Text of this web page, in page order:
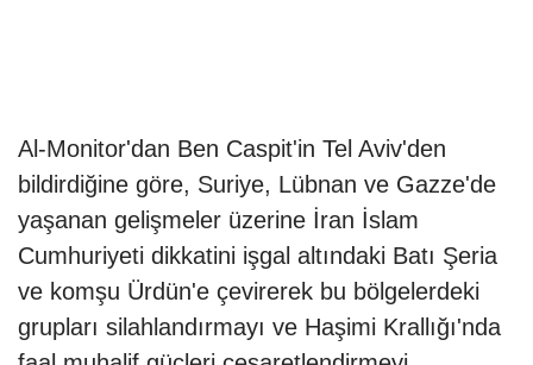
Al-Monitor'dan Ben Caspit'in Tel Aviv'den
bildirdiğine göre, Suriye, Lübnan ve Gazze'de
yaşanan gelişmeler üzerine İran İslam
Cumhuriyeti dikkatini işgal altındaki Batı Şeria
ve komşu Ürdün'e çevirerek bu bölgelerdeki
grupları silahlandırmayı ve Haşimi Krallığı'nda